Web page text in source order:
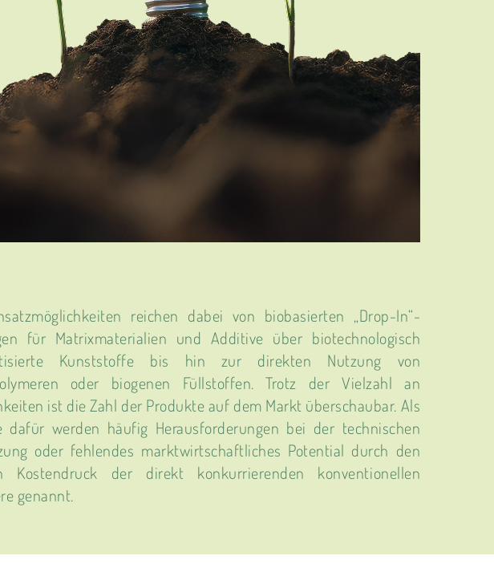
reichen dabei von biobasierten „Drop-In“-
für Matrixmaterialien und Additive über biotechnologisch
Kunststoffe bis hin zur direkten Nutzung von
oder biogenen Füllstoffen. Trotz der Vielzahl an
ist die Zahl der Produkte auf dem Markt überschaubar. Als
dafür werden häufig Herausforderungen bei der technischen
oder fehlendes marktwirtschaftliches Potential durch den
Kostendruck der direkt konkurrierenden konventionellen
genannt.